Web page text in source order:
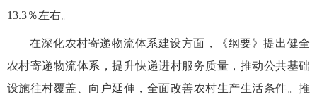
13.3％左右。
在深化农村寄递物流体系建设方面，《纲要》提出健全
农村寄递物流体系，提升快递进村服务质量，推动公共基础
设施往村覆盖、向户延伸，全面改善农村生产生活条件。推